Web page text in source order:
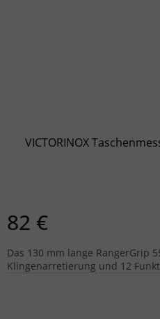
VICTORINOX
82 €
Das 130 mm lange RangerGrip
Klingenarretierung und 12